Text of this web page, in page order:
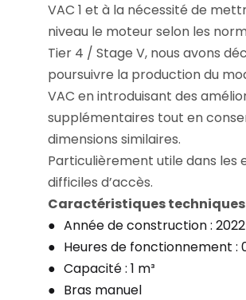
VAC 1 et à la nécessité de
niveau le moteur selon les
Tier 4 / Stage V, nous avons
poursuivre la production du
VAC en introduisant des
supplémentaires tout en
dimensions similaires.
Particulièrement utile dans les
difficiles d’accès.
Caractéristiques techniques
Année de construction : 2022
Heures de fonctionnement :
Capacité : 1 m³
Bras manuel